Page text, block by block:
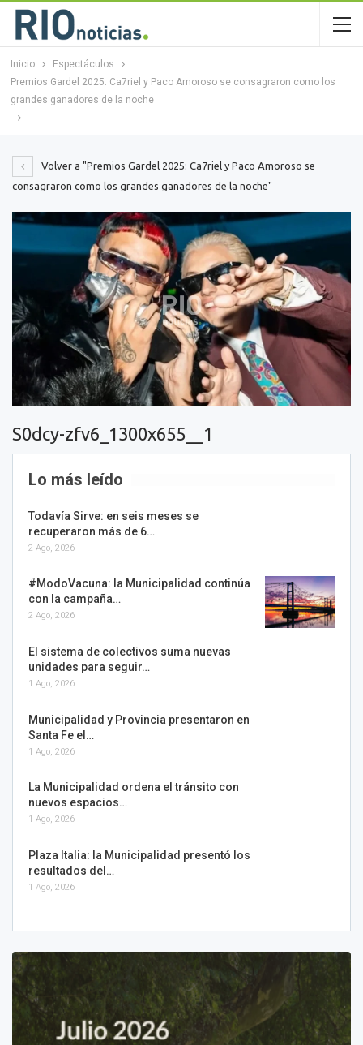
Inicio
Espectáculos
Premios Gardel 2025: Ca7riel y Paco Amoroso se consagraron como los
grandes ganadores de la noche
Volver a "Premios Gardel 2025: Ca7riel y Paco Amoroso se
consagraron como los grandes ganadores de la noche"
S0dcy-zfv6_1300x655__1
Lo más leído
Todavía Sirve: en seis meses se
recuperaron más de 6…
2 Ago, 2026
#ModoVacuna: la Municipalidad continúa
con la campaña…
2 Ago, 2026
El sistema de colectivos suma nuevas
unidades para seguir…
1 Ago, 2026
Municipalidad y Provincia presentaron en
Santa Fe el…
1 Ago, 2026
La Municipalidad ordena el tránsito con
nuevos espacios…
1 Ago, 2026
Plaza Italia: la Municipalidad presentó los
resultados del…
1 Ago, 2026